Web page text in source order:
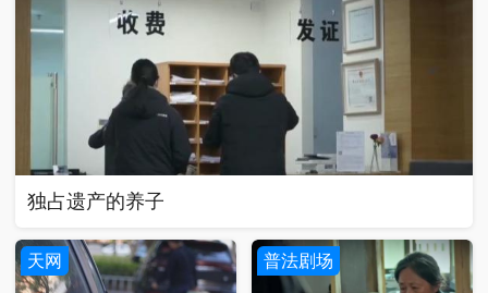
独占遗产的养子
天网 普法剧场